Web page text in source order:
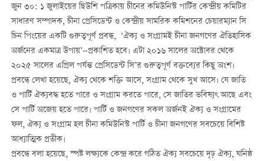
জুন ৩০: ১ জুলাইয়ের ছিউশি পত্রিকায় চীনের কমিউনিস্ট পার্টির কেন্দ্রীয় কমিটির
সাধারণ সম্পাদক, চীনা প্রেসিডেন্ট ও কেন্দ্রীয় সামরিক কমিশনের চেয়ারম্যান সি
চিন পিংয়ের একটি গুরুত্বপূর্ণ প্রবন্ধ, ‘ঐক্য ও সংগ্রামই চীনা জনগণের ঐতিহাসিক
অর্জনের একমাত্র উপায়’—প্রকাশিত হবে। এটা ২০১৬ সালের অক্টোবর থেকে
২০২৫ সালের এপ্রিল পর্যন্ত প্রেসিডেন্ট সি’র গুরুত্বপূর্ণ বক্তব্যের কিছু অংশ।
প্রবন্ধে লেখা হয়েছে, ঐক্য থেকে শক্তি আসে, সংগ্রাম থেকে সুখ আসে। যে জাতি
ও পার্টি ঐক্যবদ্ধ হতে পারে ও সংগ্রাম করতে পারে, সে জাতির ভবিষ্যৎ আছে এবং
সে পার্টি অজেয় হতে পারে। পার্টি ও জনগণের সকল অর্জনই ঐক্য ও সংগ্রামের
ফল, ঐক্য ও সংগ্রাম হল চীনা কমিউনিস্ট পার্টি ও চীনা জনগণের সবচেয়ে বিশিষ্ট
আধ্যাত্মিক প্রতীক।
প্রবন্ধে বলা হয়েছে, স্পষ্ট লক্ষ্যকে কেন্দ্র করে গঠিত ঐক্য সবচেয়ে দৃঢ় ঐক্য, ঘনিষ্ঠ